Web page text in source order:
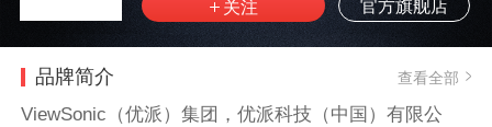
官方旗舰店
品牌简介 查看全部
ViewSonic（优派）集团，优派科技（中国）有限公